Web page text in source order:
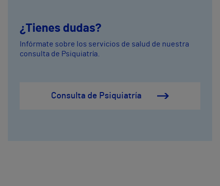
¿Tienes dudas?
Infórmate sobre los servicios de salud de nuestra
consulta de Psiquiatría.
Consulta de Psiquiatría